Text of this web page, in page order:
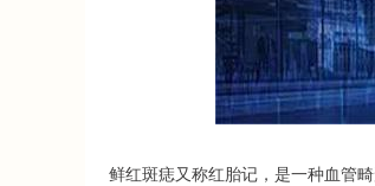
鲜红斑痣又称红胎记，是一种血管
深证成指